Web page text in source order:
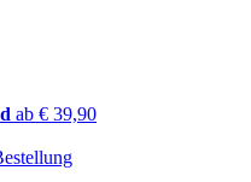
ab € 39,90